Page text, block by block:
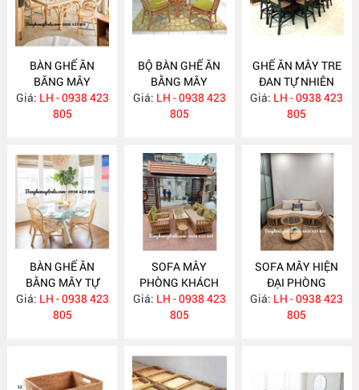
BÀN GHẾ ĂN
BĂNG MÂY
MA783
Giá: LH - 0938 423
805
BỘ BÀN GHẾ ĂN
BẰNG MÂY
MA782
Giá: LH - 0938 423
805
GHẾ ĂN MÂY TRE
ĐAN TỰ NHIÊN
MA781
Giá: LH - 0938 423
805
BÀN GHẾ ĂN
BẰNG MÂY TỰ
NHIÊN MA780
Giá: LH - 0938 423
805
SOFA MÂY
PHÒNG KHÁCH
KIỂU DÁNG ĐƠN
GIẢN MA778
Giá: LH - 0938 423
805
SOFA MÂY HIỆN
ĐẠI PHÒNG
KHÁCH MA777
Giá: LH - 0938 423
805